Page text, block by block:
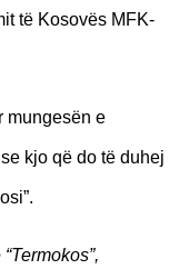
të Kosovës MFK-
mungesën e
kjo që do të duhej